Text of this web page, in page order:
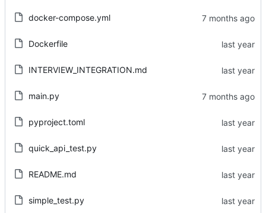
docker-compose.yml
Dockerfile
INTERVIEW_INTEGRATION.md
main.py
pyproject.toml
quick_api_test.py
README.md
simple_test.py